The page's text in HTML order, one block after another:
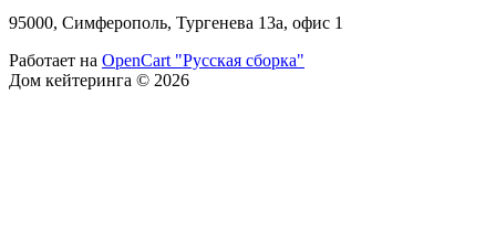
95000, Симферополь, Тургенева 13а, офис 1
Работает на OpenCart "Русская сборка"
Дом кейтеринга © 2026